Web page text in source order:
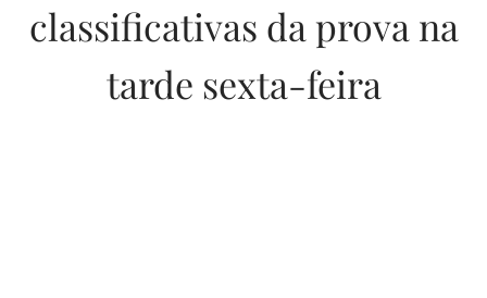
classificativas da prova na
tarde sexta-feira